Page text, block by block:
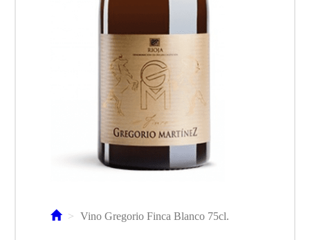
Vino Gregorio Finca Blanco 75cl.